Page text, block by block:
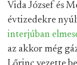
Vida József és
évtizedekre
interjúban
az akkor még